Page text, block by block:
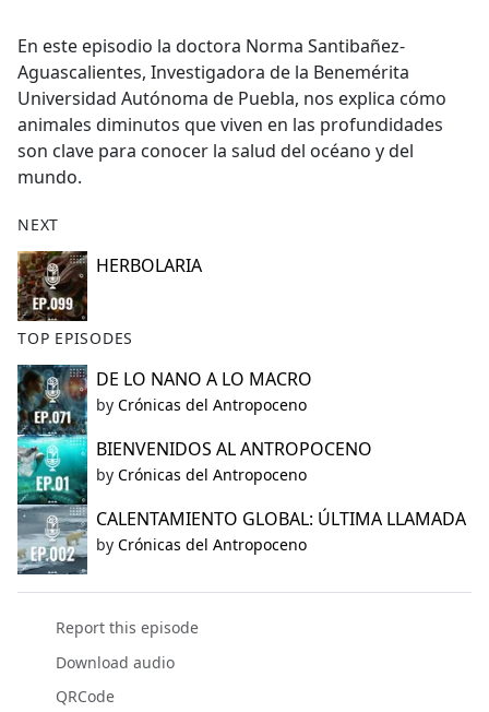
b
o
o
k
En este episodio la doctora Norma Santibañez-
Aguascalientes, Investigadora de la Benemérita
Universidad Autónoma de Puebla, nos explica cómo
animales diminutos que viven en las profundidades
son clave para conocer la salud del océano y del
mundo.
NEXT
HERBOLARIA
TOP EPISODES
DE LO NANO A LO MACRO
by Crónicas del Antropoceno
BIENVENIDOS AL ANTROPOCENO
by Crónicas del Antropoceno
CALENTAMIENTO GLOBAL: ÚLTIMA LLAMADA
by Crónicas del Antropoceno
Report this episode
Download audio
QRCode